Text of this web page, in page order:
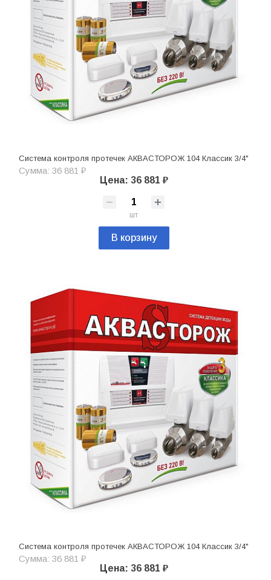
Система контроля протечек АКВАСТОРОЖ 104 Классик 3/4"
Сумма: 36 881 ₽
Цена: 36 881 ₽
шт
В корзину
Система контроля протечек АКВАСТОРОЖ 104 Классик 3/4"
Сумма: 36 881 ₽
Цена: 36 881 ₽